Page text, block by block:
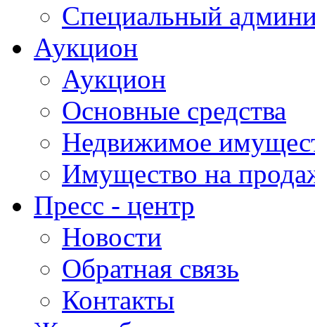
Специальный
Аукцион
Аукцион
Основные средства
Недвижимое
Имущество на
Пресс - центр
Новости
Обратная связь
Контакты